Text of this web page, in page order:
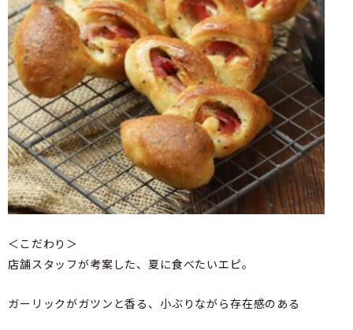
＜こだわり＞
店舗スタッフが考案した、夏に食べたいエピ。
ガーリックがガツンと香る、小ぶりながら存在感のある